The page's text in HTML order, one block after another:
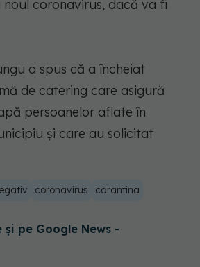
coronavirus, dacă va fi
a spus că a încheiat
de catering care asigură
persoanelor aflate în
şi care au solicitat
coronavirus carantina
și pe Google News -